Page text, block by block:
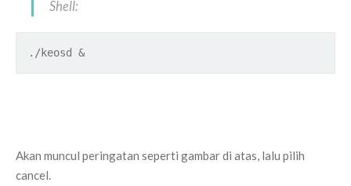
Shell:
./keosd &
Akan muncul peringatan seperti gambar di atas, lalu pilih
cancel.